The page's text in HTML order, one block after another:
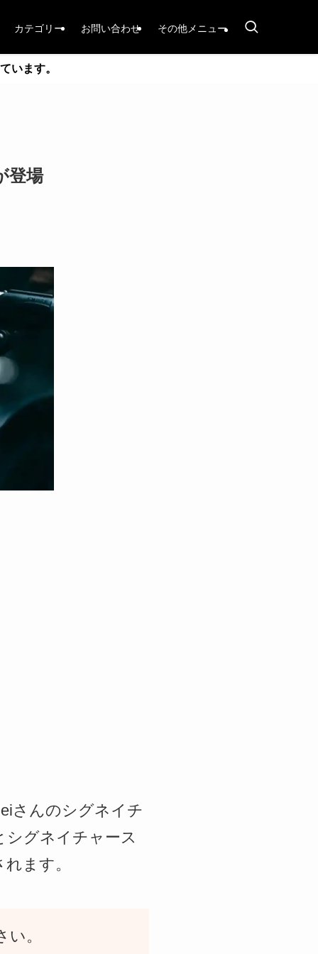
カテゴリー お問い合わせ その他メニュー
います。
登場
さんのシグネイチ
シグネイチャース
ます。
。